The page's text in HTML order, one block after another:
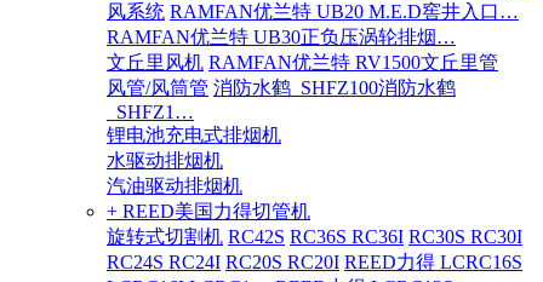
风系统 RAMFAN优兰特 UB20 M.E.D窖井入口…
RAMFAN优兰特 UB30正负压涡轮排烟…
文丘里风机 RAMFAN优兰特 RV1500文丘里管
风管/风筒管 消防水鹤_SHFZ100消防水鹤
_SHFZ1…
锂电池充电式排烟机
水驱动排烟机
汽油驱动排烟机
+ REED美国力得切管机
旋转式切割机 RC42S RC36S RC36I RC30S RC30I
RC24S RC24I RC20S RC20I REED力得 LCRC16S